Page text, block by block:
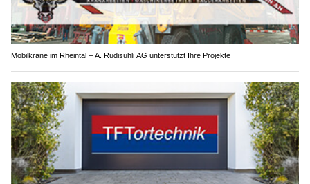
Mobilkrane im Rheintal – A. Rüdisühli AG unterstützt Ihre Projekte